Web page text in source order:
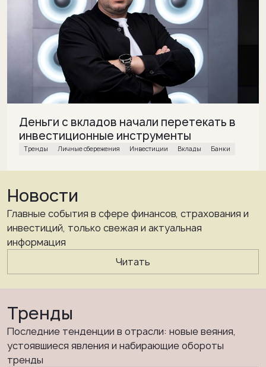
Деньги с вкладов начали перетекать в
инвестиционные инструменты
Тренды Личные сбережения инвестиции вклады банки
Новости
Главные события в сфере финансов, страхования и
инвестиций, только свежая и актуальная
информация
Читать
Тренды
Последние тенденции в отрасли: новые веяния,
устоявшиеся явления и набирающие обороты
тренды